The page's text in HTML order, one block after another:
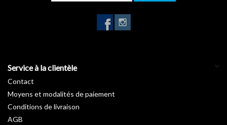
Fiche technique > Téléchargement
Service à la clientèle
Contact
Moyens et modalités de paiement
Conditions de livraison
AGB